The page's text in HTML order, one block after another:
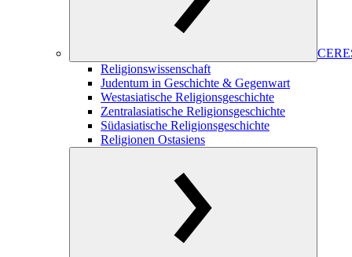
Religionswissenschaft
Judentum in Geschichte & Gegenwart
Westasiatische Religionsgeschichte
Zentralasiatische Religionsgeschichte
Südasiatische Religionsgeschichte
Religionen Ostasiens